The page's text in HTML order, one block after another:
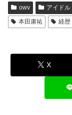
owv アイドル
本田康祐
経歴
X